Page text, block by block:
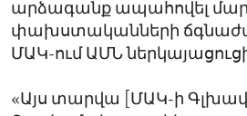
արձագանք ապահովել
փախստականների
ՄԱԿ-ում ԱՄՆ
«Այս տարվա [ՄԱԿ-ի